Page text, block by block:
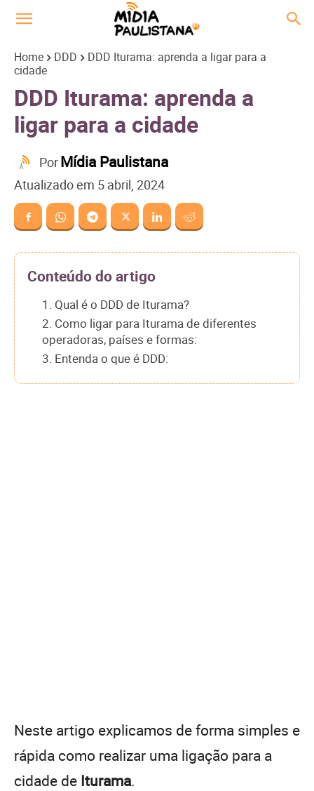
Home DDD
DDD Iturama: aprenda a ligar para a
cidade
DDD Iturama: aprenda a
ligar para a cidade
PorMídia Paulistana
Atualizado em 5 abril, 2024
Conteúdo do artigo
1. Qual é o DDD de Iturama?
2. Como ligar para Iturama de diferentes
operadoras, países e formas:
3. Entenda o que é DDD:
Neste artigo explicamos de forma simples e
rápida como realizar uma ligação para a
cidade de Iturama.